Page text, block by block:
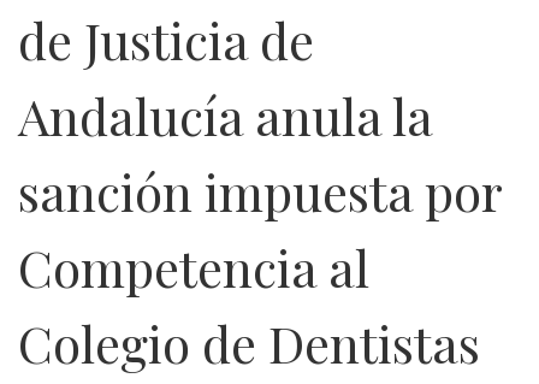
de Justicia de
Andalucía anula la
sanción impuesta por
Competencia al
Colegio de Dentistas